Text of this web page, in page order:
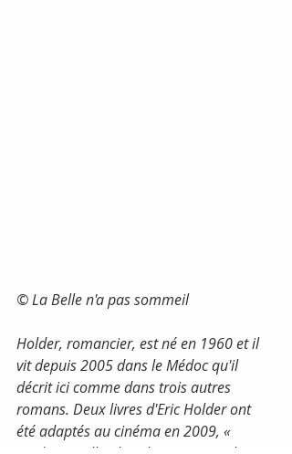
© La Belle n'a pas sommeil
Holder, romancier, est né en 1960 et il
vit depuis 2005 dans le Médoc qu'il
décrit ici comme dans trois autres
romans. Deux livres d'Eric Holder ont
été adaptés au cinéma en 2009, «